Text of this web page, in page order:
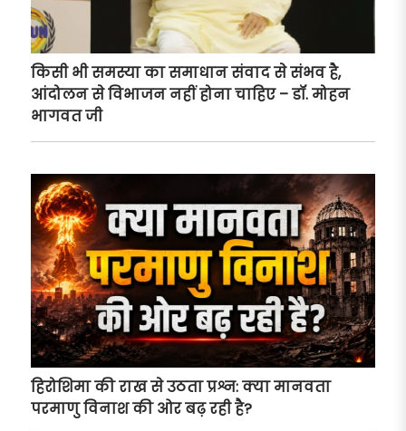
किसी भी समस्या का समाधान संवाद से संभव है,
आंदोलन से विभाजन नहीं होना चाहिए – डॉ. मोहन
भागवत जी
हिरोशिमा की राख से उठता प्रश्न: क्या मानवता
परमाणु विनाश की ओर बढ़ रही है?